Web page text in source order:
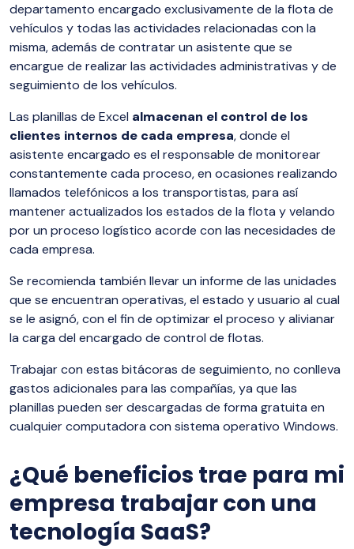
departamento encargado exclusivamente de la flota de
vehículos y todas las actividades relacionadas con la
misma, además de contratar un asistente que se
encargue de realizar las actividades administrativas y de
seguimiento de los vehículos.
Las planillas de Excel almacenan el control de los
clientes internos de cada empresa, donde el
asistente encargado es el responsable de monitorear
constantemente cada proceso, en ocasiones realizando
llamados telefónicos a los transportistas, para así
mantener actualizados los estados de la flota y velando
por un proceso logístico acorde con las necesidades de
cada empresa.
Se recomienda también llevar un informe de las unidades
que se encuentran operativas, el estado y usuario al cual
se le asignó, con el fin de optimizar el proceso y alivianar
la carga del encargado de control de flotas.
Trabajar con estas bitácoras de seguimiento, no conlleva
gastos adicionales para las compañías, ya que las
planillas pueden ser descargadas de forma gratuita en
cualquier computadora con sistema operativo Windows.
¿Qué beneficios trae para mi
empresa trabajar con una
tecnología SaaS?